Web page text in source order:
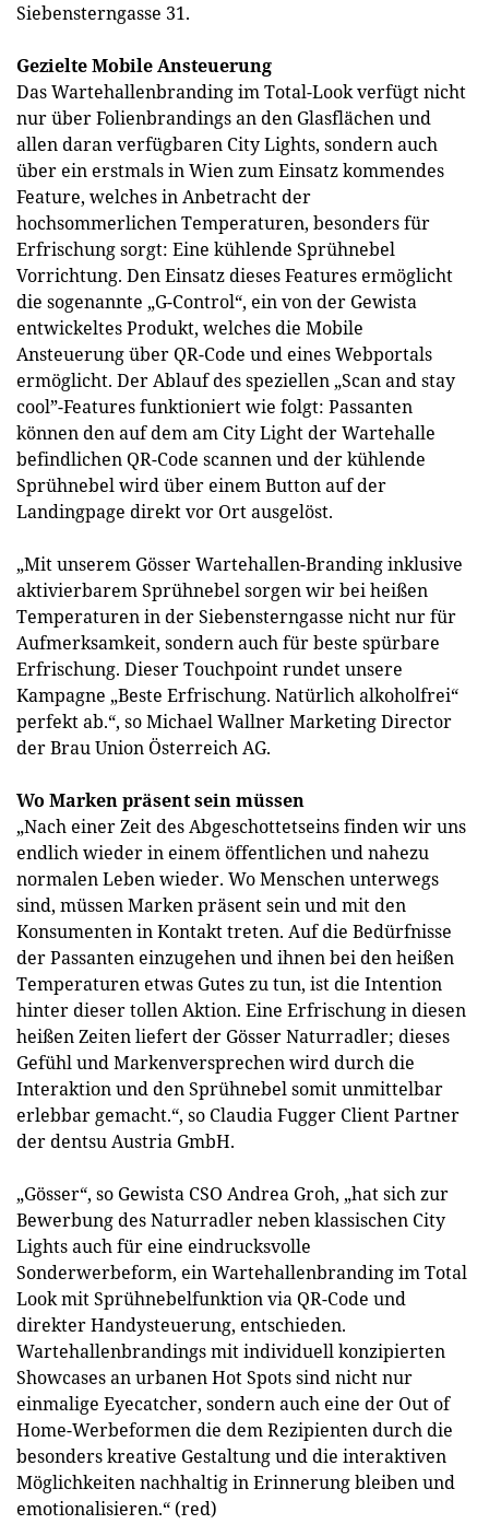
Siebensterngasse 31.
Gezielte Mobile Ansteuerung
Das Wartehallenbranding im Total-Look verfügt nicht
nur über Folienbrandings an den Glasflächen und
allen daran verfügbaren City Lights, sondern auch
über ein erstmals in Wien zum Einsatz kommendes
Feature, welches in Anbetracht der
hochsommerlichen Temperaturen, besonders für
Erfrischung sorgt: Eine kühlende Sprühnebel
Vorrichtung. Den Einsatz dieses Features ermöglicht
die sogenannte „G-Control“, ein von der Gewista
entwickeltes Produkt, welches die Mobile
Ansteuerung über QR-Code und eines Webportals
ermöglicht. Der Ablauf des speziellen „Scan and stay
cool”-Features funktioniert wie folgt: Passanten
können den auf dem am City Light der Wartehalle
befindlichen QR-Code scannen und der kühlende
Sprühnebel wird über einem Button auf der
Landingpage direkt vor Ort ausgelöst.
„Mit unserem Gösser Wartehallen-Branding inklusive
aktivierbarem Sprühnebel sorgen wir bei heißen
Temperaturen in der Siebensterngasse nicht nur für
Aufmerksamkeit, sondern auch für beste spürbare
Erfrischung. Dieser Touchpoint rundet unsere
Kampagne „Beste Erfrischung. Natürlich alkoholfrei“
perfekt ab.“, so Michael Wallner Marketing Director
der Brau Union Österreich AG.
Wo Marken präsent sein müssen
„Nach einer Zeit des Abgeschottetseins finden wir uns
endlich wieder in einem öffentlichen und nahezu
normalen Leben wieder. Wo Menschen unterwegs
sind, müssen Marken präsent sein und mit den
Konsumenten in Kontakt treten. Auf die Bedürfnisse
der Passanten einzugehen und ihnen bei den heißen
Temperaturen etwas Gutes zu tun, ist die Intention
hinter dieser tollen Aktion. Eine Erfrischung in diesen
heißen Zeiten liefert der Gösser Naturradler; dieses
Gefühl und Markenversprechen wird durch die
Interaktion und den Sprühnebel somit unmittelbar
erlebbar gemacht.“, so Claudia Fugger Client Partner
der dentsu Austria GmbH.
„Gösser“, so Gewista CSO Andrea Groh, „hat sich zur
Bewerbung des Naturradler neben klassischen City
Lights auch für eine eindrucksvolle
Sonderwerbeform, ein Wartehallenbranding im Total
Look mit Sprühnebelfunktion via QR-Code und
direkter Handysteuerung, entschieden.
Wartehallenbrandings mit individuell konzipierten
Showcases an urbanen Hot Spots sind nicht nur
einmalige Eyecatcher, sondern auch eine der Out of
Home-Werbeformen die dem Rezipienten durch die
besonders kreative Gestaltung und die interaktiven
Möglichkeiten nachhaltig in Erinnerung bleiben und
emotionalisieren.“ (red)